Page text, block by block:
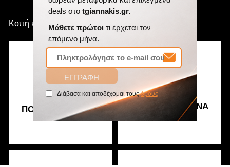
ΝΈΑ & ΆΡΘΡΑ
Κοπή και Διάτρηση
ΠΟΤΗΡΟΤΡΎΠΑΝΑ
ΠΟΤΗΡΟΤΡΎΠΑΝΑ
ΜΕ ΒΊΝΤΙ
Ένα νέο Power Deal έρχεται
κάθε μήνα
Ειδικές προσφορές και δώρα μέχρι
δωρεάν μεταφορικά και επιλεγμένα
deals στοtgiannakis.gr.
Μάθετε πρώτοιτι έρχεται τον
επόμενο μήνα.
Διάβασα και αποδέχομαι τουςόρους